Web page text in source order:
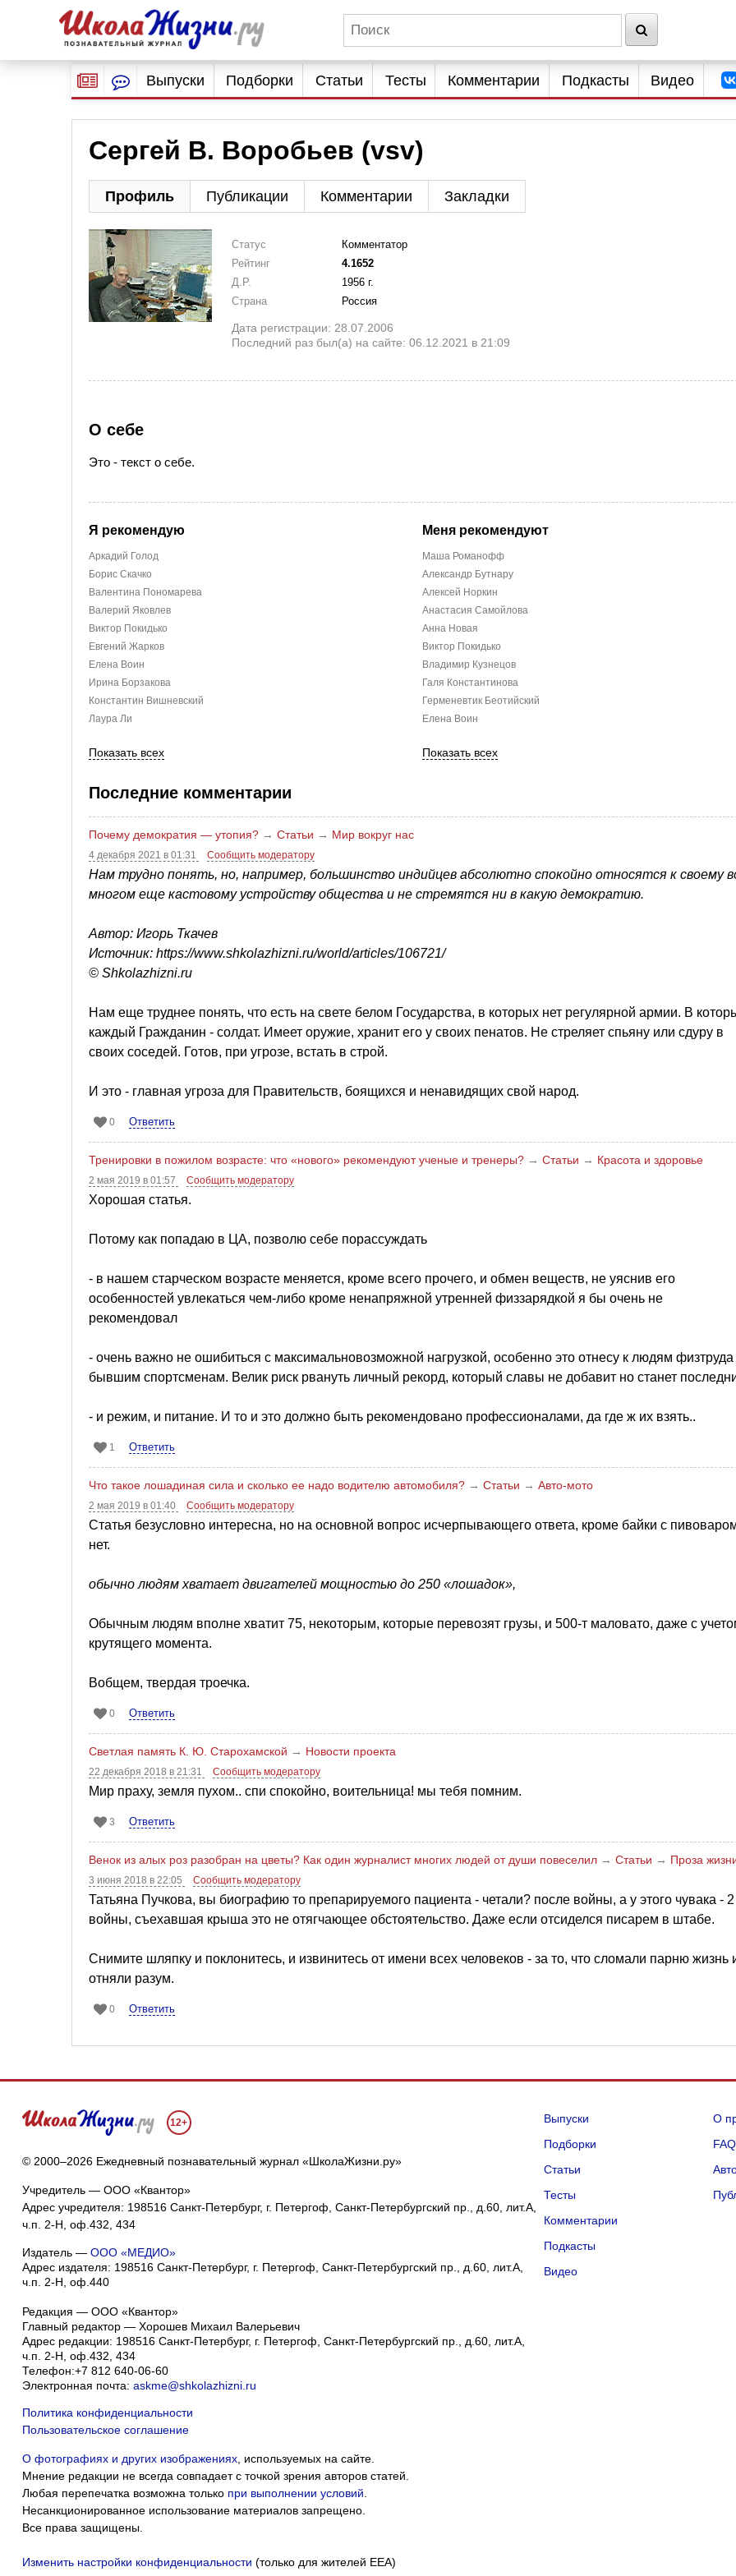
Выпуски Подборки Статьи Тесты Комментарии Подкасты Видео
Сергей В. Воробьев (vsv)
Профиль Публикации Комментарии Закладки
Статус
Комментатор
Рейтинг
4.1652
Д.Р.
1956 г.
Страна
Россия
Дата регистрации: 28.07.2006
Последний раз был(а) на сайте: 06.12.2021 в 21:09
О себе
Это - текст о себе.
Я рекомендую
Аркадий Голод
Борис Скачко
Валентина Пономарева
Валерий Яковлев
Виктор Покидько
Евгений Жарков
Елена Воин
Ирина Борзакова
Константин Вишневский
Лаура Ли
Показать всех
Меня рекомендуют
Mаша Романофф
Александр Бутнару
Алексей Норкин
Анастасия Самойлова
Анна Новая
Виктор Покидько
Владимир Кузнецов
Галя Константинова
Герменевтик Беотийский
Елена Воин
Показать всех
Последние комментарии
Почему демократия — утопия? → Статьи → Мир вокруг нас
4 декабря 2021 в 01:31 Сообщить модератору
Нам трудно понять, но, например, большинство индийцев абсолютно спокойно относятся к своему
многом еще кастовому устройству общества и не стремятся ни в какую демократию.
Автор: Игорь Ткачев
Источник: https://www.shkolazhizni.ru/world/articles/106721/
© Shkolazhizni.ru
Нам еще труднее понять, что есть на свете белом Государства, в которых нет регулярной армии. В
каждый Гражданин - солдат. Имеет оружие, хранит его у своих пенатов. Не стреляет спьяну или сдуру в
своих соседей. Готов, при угрозе, встать в строй.
И это - главная угроза для Правительств, боящихся и ненавидящих свой народ.
0 Ответить
Тренировки в пожилом возрасте: что «нового» рекомендуют ученые и тренеры? → Статьи → Красота и здоровье
2 мая 2019 в 01:57 Сообщить модератору
Хорошая статья.
Потому как попадаю в ЦА, позволю себе порассуждать
- в нашем старческом возрасте меняется, кроме всего прочего, и обмен веществ, не уяснив его
особенностей увлекаться чем-либо кроме ненапряжной утренней физзарядкой я бы очень не
рекомендовал
- очень важно не ошибиться с максимальновозможной нагрузкой, особенно это отнесу к людям физтруда
бывшим спортсменам. Велик риск рвануть личный рекорд, который славы не добавит но станет
- и режим, и питание. И то и это должно быть рекомендовано профессионалами, да где ж их взять..
1 Ответить
Что такое лошадиная сила и сколько ее надо водителю автомобиля? → Статьи → Авто-мото
2 мая 2019 в 01:40 Сообщить модератору
Статья безусловно интересна, но на основной вопрос исчерпывающего ответа, кроме байки с
нет.
обычно людям хватает двигателей мощностью до 250 «лошадок»,
Обычным людям вполне хватит 75, некоторым, которые перевозят грузы, и 500-т маловато, даже с
крутящего момента.
Вобщем, твердая троечка.
0 Ответить
Светлая память К. Ю. Старохамской → Новости проекта
22 декабря 2018 в 21:31 Сообщить модератору
Мир праху, земля пухом.. спи спокойно, воительница! мы тебя помним.
3 Ответить
Венок из алых роз разобран на цветы? Как один журналист многих людей от души повеселил → Статьи → Проза
3 июня 2018 в 22:05 Сообщить модератору
Татьяна Пучкова, вы биографию то препарируемого пациента - четали? после войны, а у этого чувака - 2
войны, съехавшая крыша это не отягчающее обстоятельство. Даже если отсиделся писарем в штабе.
Снимите шляпку и поклонитесь, и извинитесь от имени всех человеков - за то, что сломали парню жизнь
отняли разум.
0 Ответить
12+
© 2000–2026 Ежедневный познавательный журнал «ШколаЖизни.ру»
Учредитель — ООО «Квантор»
Адрес учредителя: 198516 Санкт-Петербург, г. Петергоф, Санкт-Петербургский пр., д.60, лит.А,
ч.п. 2-Н, оф.432, 434
Издатель — ООО «МЕДИО»
Адрес издателя: 198516 Санкт-Петербург, г. Петергоф, Санкт-Петербургский пр., д.60, лит.А,
ч.п. 2-Н, оф.440
Редакция — ООО «Квантор»
Главный редактор — Хорошев Михаил Валерьевич
Адрес редакции: 198516 Санкт-Петербург, г. Петергоф Санкт-Петербургский пр., д.60, лит.А,
ч.п. 2-Н, оф.432, 434
Телефон:+7 812 640-06-60
Электронная почта: askme@shkolazhizni.ru
Политика конфиденциальности
Пользовательское соглашение
О фотографиях и других изображениях, используемых на сайте.
Мнение редакции не всегда совпадает с точкой зрения авторов статей.
Любая перепечатка возможна только при выполнении условий
Несанкционированное использование материалов запрещено.
Все права защищены.
Изменить настройки конфиденциальности (только для жителей EEA)
Выпуски
Подборки
Статьи
Тесты
Комментарии
Подкасты
Видео
О
FAQ